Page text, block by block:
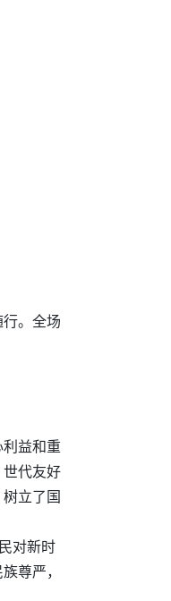
。全场
利益和重
世代友好
立了国
对新时
尊严，